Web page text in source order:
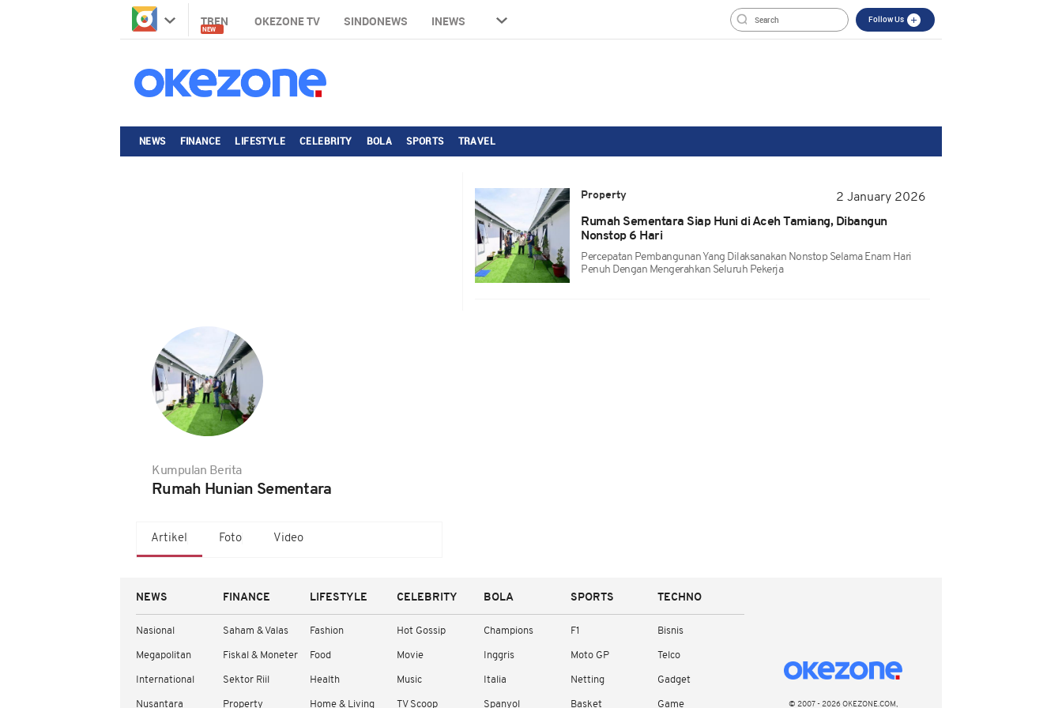
TREN
NEW
OKEZONE TV SINDONEWS INEWS Follow Us
NEWS FINANCE LIFESTYLE CELEBRITY BOLA SPORTS TRAVEL
Kumpulan Berita
Rumah Hunian Sementara
Artikel Foto Video
Property
2 January 2026
Rumah Sementara Siap Huni di Aceh Tamiang, Dibangun
Nonstop 6 Hari
Percepatan Pembangunan Yang Dilaksanakan Nonstop Selama Enam Hari
Penuh Dengan Mengerahkan Seluruh Pekerja
NEWS
Nasional
Megapolitan
International
Nusantara
FINANCE
Saham & Valas
Fiskal & Moneter
Sektor Riil
Property
LIFESTYLE
Fashion
Food
Health
Home & Living
CELEBRITY
Hot Gossip
Movie
Music
TV Scoop
BOLA
Champions
Inggris
Italia
Spanyol
SPORTS
F1
Moto GP
Netting
Basket
TECHNO
Bisnis
Telco
Gadget
Game © 2007 - 2026 OKEZONE.COM,